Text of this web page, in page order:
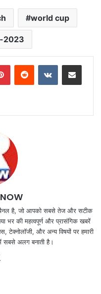
world cup
2023
PinterestReddit VKontakteShare via Email
है, जो आपको सबसे तेज और सटीक
भर की महत्वपूर्ण और प्रासंगिक खबरें
और अन्य विषयों पर हमारी
सबसे अलग बनाती है।